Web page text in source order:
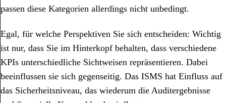
passen diese Kategorien allerdings nicht unbedingt.
Egal, für welche Perspektiven Sie sich entscheiden: Wichtig
ist nur, dass Sie im Hinterkopf behalten, dass verschiedene
KPIs unterschiedliche Sichtweisen repräsentieren. Dabei
beeinflussen sie sich gegenseitig. Das ISMS hat Einfluss auf
das Sicherheitsniveau, das wiederum die Auditergebnisse